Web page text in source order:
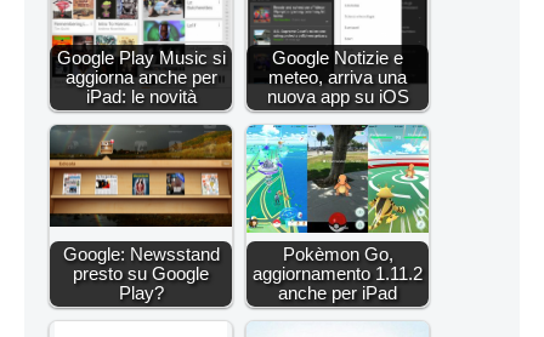
Google Play Music si
aggiorna anche per
iPad: le novità
Google Notizie e
meteo, arriva una
nuova app su iOS
Google: Newsstand
presto su Google
Play?
Pokèmon Go,
aggiornamento 1.11.2
anche per iPad